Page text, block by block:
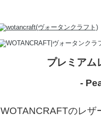
プレミアム
-
WOTANCRAFTのレザ